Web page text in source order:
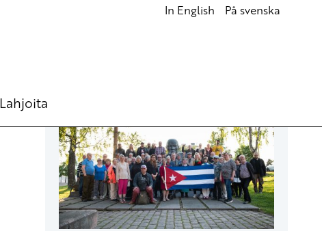
In English På svenska
Lahjoita